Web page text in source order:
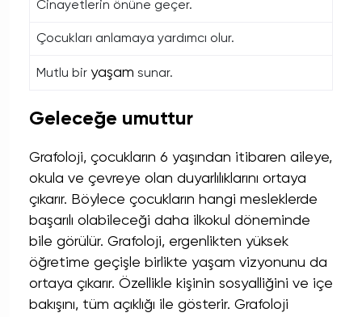
Cinayetlerin önüne geçer.
Çocukları anlamaya yardımcı olur.
Mutlu bir yaşam sunar.
Geleceğe umuttur
Grafoloji, çocukların 6 yaşından itibaren aileye,
okula ve çevreye olan duyarlılıklarını ortaya
çıkarır. Böylece çocukların hangi mesleklerde
başarılı olabileceği daha ilkokul döneminde
bile görülür. Grafoloji, ergenlikten yüksek
öğretime geçişle birlikte yaşam vizyonunu da
ortaya çıkarır. Özellikle kişinin sosyalliğini ve içe
bakışını, tüm açıklığı ile gösterir. Grafoloji